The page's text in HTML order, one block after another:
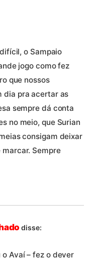
o Sampaio
jogo como fez
que nossos
dia pra acertar as
sempre dá conta
no meio, que Surian
consigam deixar
Sempre
disse:
Avaí – fez o dever